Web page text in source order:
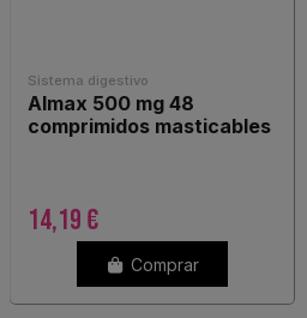
Sistema digestivo
Almax 500 mg 48
comprimidos masticables
14,19 €
Comprar